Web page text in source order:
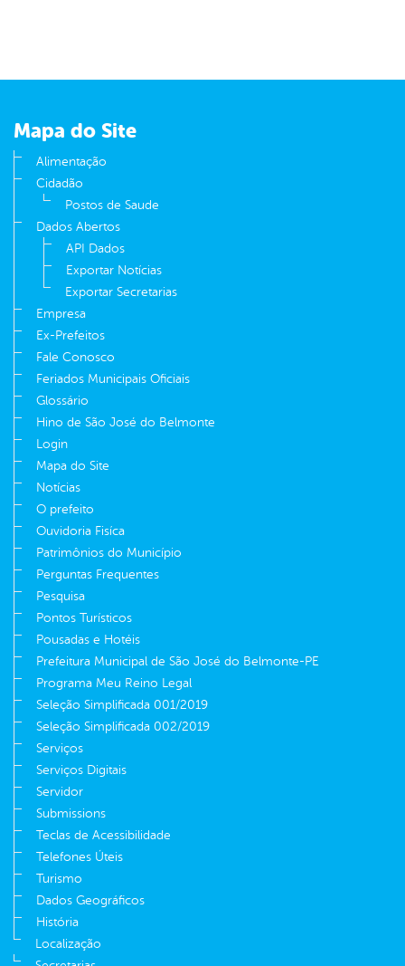
Mapa do Site
Alimentação
Cidadão
Postos de Saude
Dados Abertos
API Dados
Exportar Notícias
Exportar Secretarias
Empresa
Ex-Prefeitos
Fale Conosco
Feriados Municipais Oficiais
Glossário
Hino de São José do Belmonte
Login
Mapa do Site
Notícias
O prefeito
Ouvidoria Fisíca
Patrimônios do Município
Perguntas Frequentes
Pesquisa
Pontos Turísticos
Pousadas e Hotéis
Prefeitura Municipal de São José do Belmonte-PE
Programa Meu Reino Legal
Seleção Simplificada 001/2019
Seleção Simplificada 002/2019
Serviços
Serviços Digitais
Servidor
Submissions
Teclas de Acessibilidade
Telefones Úteis
Turismo
Dados Geográficos
História
Localização